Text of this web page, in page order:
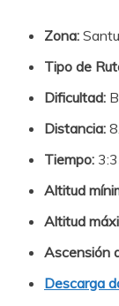
Zona:
Tipo de
Dificultad:
Distancia:
Tiempo:
Altitud
Altitud
Ascensión
Descarga